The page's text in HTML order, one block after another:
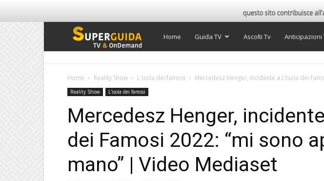
Super
Home Guida TV Ascolti Tv Anticipazioni
Home Reality Show L'isola dei famosi Mercedesz Henger, incidente a L’Isola dei
Reality Show L'isola dei famosi
Mercedesz Henger,
dei Famosi 2022: “mi sono
mano” | Video Mediaset